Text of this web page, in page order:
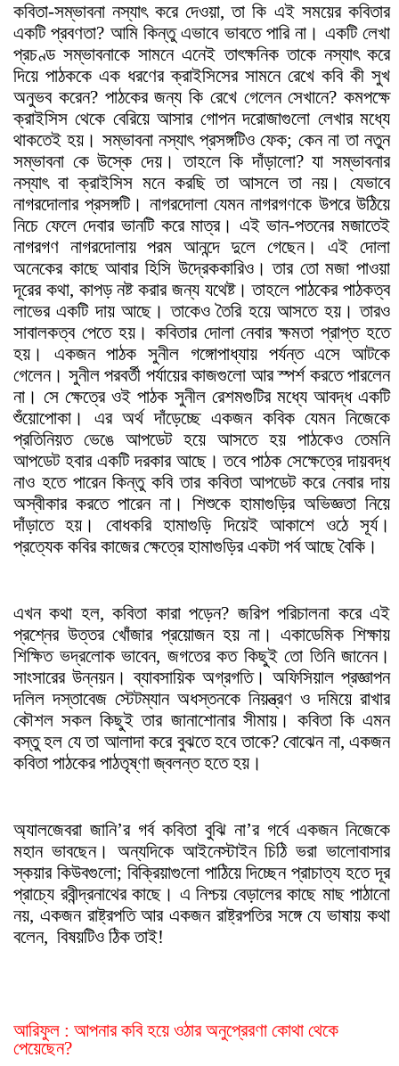
কবিতা-সম্ভাবনা নস্যাৎকরে দেওয়া, তা কি এই সময়ের কবিতার
একটি প্রবণতা? আমি কিন্তু এভাবে ভাবতে পারি না। একটি লেখা
প্রচণ্ড সম্ভাবনাকে সামনে এনেই তাৎক্ষনিক তাকে নস্যাৎকরে
দিয়ে পাঠককে এক ধরণের ক্রাইসিসের সামনে রেখে কবি কী সুখ
অনুভব করেন? পাঠকের জন্য কি রেখে গেলেন সেখানে? কমপক্ষে
ক্রাইসিস থেকে বেরিয়ে আসার গোপন দরোজাগুলো লেখার মধ্যে
থাকতেই হয় । সম্ভাবনা নস্যাৎপ্রসঙ্গটিও ফেক; কেন না তা নতুন
সম্ভাবনা কে উস্কে দেয়। তাহলে কি দাঁড়ালো? যা সম্ভাবনার
নস্যাৎবা ক্রাইসিস মনে করছি তা আসলে তা নয়। যেভাবে
নাগরদোলার প্রসঙ্গটি। নাগরদোলা যেমন নাগরগণকে উপরে উঠিয়ে
নিচে ফেলে দেবার ভানটি করে মাত্র। এই ভান-পতনের মজাতেই
নাগরগণ নাগরদোলায় পরম আনন্দে দুলে গেছেন।
এই দোলা
অনেকের কাছে আবার হিসি উদ্রেককারিও। তার তো মজা পাওয়া
দূরের কথা, কাপড় নষ্ট করার জন্য যথেষ্ট। তাহলে পাঠকের পাঠকত্ব
লাভের একটি দায় আছে। তাকেও তৈরি হয়ে আসতে হয়। তারও
সাবালকত্ব পেতে হয়। কবিতার দোলা নেবার ক্ষমতা প্রাপ্ত হতে
হয়। একজন পাঠক সুনীল গঙ্গোপাধ্যায় পর্যন্ত এসে আটকে
গেলেন। সুনীল পরবর্তী পর্যায়ের কাজগুলো আর স্পর্শ করতে পারলেন
না। সে ক্ষেত্রে ওই পাঠক সুনীল রেশমগুটির মধ্যে আবদ্ধ একটি
শুঁয়োপোকা। এর অর্থ দাঁড়েচ্ছে একজন কবিক যেমন নিজেকে
প্রতিনিয়ত ভেঙে আপডেট হয়ে আসতে হয় পাঠকেও তেমনি
আপডেট হবার একটি দরকার আছে। তবে পাঠক সেক্ষেত্রে দায়বদ্ধ
নাও হতে পারেন কিন্তু কবি তার কবিতা আপডেট করে নেবার দায়
অস্বীকার করতে পারেন না। শিশুকে হামাগুড়ির অভিজ্ঞতা নিয়ে
দাঁড়াতে হয়। বোধকরি হামাগুড়ি দিয়েই আকাশে ওঠে সূর্য ।
প্রত্যেক কবির কাজের ক্ষেত্রে হামাগুড়ির একটা পর্ব আছে বৈকি।
এখন কথা হল, কবিতা কারা পড়েন? জরিপ পরিচালনা করে এই
প্রশ্নের উত্তর খোঁজার প্রয়োজন হয় না। একাডেমিক শিক্ষায়
শিক্ষিত ভদ্রলোক ভাবেন, জগতের কত কিছুই তো তিনি জানেন।
সাংসারের উন্নয়ন। ব্যাবসায়িক অগ্রগতি। অফিসিয়াল প্রজ্ঞাপন
দলিল দস্তাবেজ স্টেটম্যান অধস্তনকে নিয়ন্ত্রণ ও দমিয়ে রাখার
কৌশল সকল কিছুই তার জানাশোনার সীমায়। কবিতা কি এমন
বস্তু হল যে তা আলাদা করে বুঝতে হবে তাকে? বোঝেন না, একজন
কবিতা পাঠকের পাঠতৃষ্ণা জ্বলন্ত হতে হয়।
অ্যালজেবরা জানি’র গর্ব কবিতা বুঝি না’র গর্বে একজন নিজেকে
মহান ভাবছেন। অন্যদিকে আইনেস্টাইন চিঠি ভরা ভালোবাসার
স্কয়ার কিউবগুলো; বিক্রিয়াগুলো পাঠিয়ে দিচ্ছেন প্রাচাত্য হতে দূর
প্রাচ্যে রবীন্দ্রনাথের কাছে । এ নিশ্চয় বেড়ালের কাছে মাছ পাঠানো
নয়, একজন রাষ্ট্রপতি আর একজন রাষ্ট্রপতির সঙ্গে যে ভাষায় কথা
বলেন, বিষয়টিও ঠিক তাই!
আরিফুল : আপনার কবি হয়ে ওঠার অনুপ্রেরণা কোথা থেকে
পেয়েছেন?